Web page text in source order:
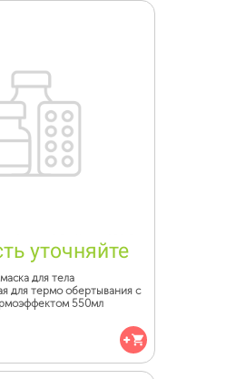
уточняйте
для тела
для термо обертывания с
550мл